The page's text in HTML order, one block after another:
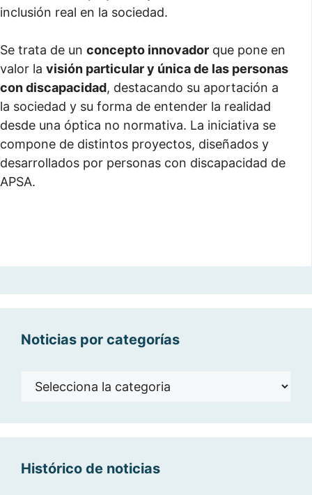
inclusión real en la sociedad.
Se trata de un concepto innovador que pone en
valor la visión particular y única de las personas
con discapacidad, destacando su aportación a
la sociedad y su forma de entender la realidad
desde una óptica no normativa. La iniciativa se
compone de distintos proyectos, diseñados y
desarrollados por personas con discapacidad de
APSA.
Noticias por categorías
Noticias
Histórico de noticias